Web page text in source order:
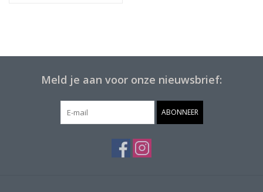
Meld je aan voor onze nieuwsbrief:
ABONNEER